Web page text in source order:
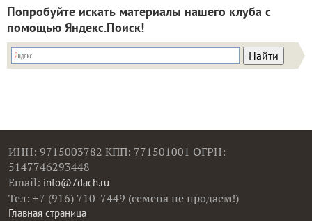
Попробуйте искать материалы нашего клуба с
помощью Яндекс.Поиск!
ИНН: 9715003782 КПП: 771501001 ОГРН:
5147746293448
Email: info@7dach.ru
Тел: +7 (916) 710-7449 (семена не продаем!)
Главная страница